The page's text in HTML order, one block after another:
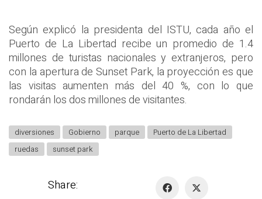
Según explicó la presidenta del ISTU, cada año el
Puerto de La Libertad recibe un promedio de 1.4
millones de turistas nacionales y extranjeros, pero
con la apertura de Sunset Park, la proyección es que
las visitas aumenten más del 40 %, con lo que
rondarán los dos millones de visitantes.
diversiones Gobierno parque
Puerto de La Libertad
ruedas
sunset park
Share: